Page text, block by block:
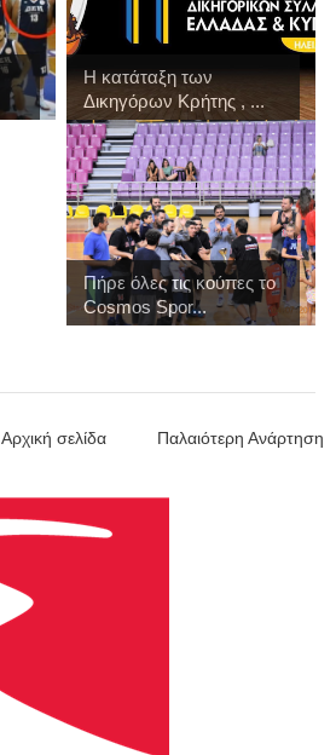
Η κατάταξη των
Δικηγόρων Κρήτης , ...
Πήρε όλες τις κούπες το
Cosmos Spor...
Παλαιότερη Ανάρτηση
Αρχική σελίδα